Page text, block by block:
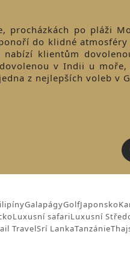
procházkách po pláži
do klidné
klientům
v Indii u moře,
z nejlepších voleb v
GalapágyGolfJaponsko
Luxusní safariLuxusní
TravelSrí LankaTanzánie